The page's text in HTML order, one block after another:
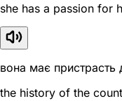
she has a passion for
вона має пристрасть
the history of the